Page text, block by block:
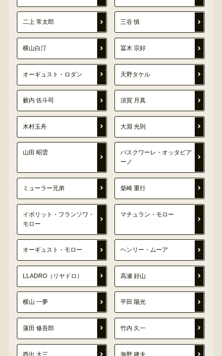
二上 常太郎 三谷 慎
横山白汀 冨木 宗好
オーギュスト・ロダン 天野タケル
籔内 佐斗司 須賀 月真
木村玉舟 大淵 光則
山田 昭雲
パスクワーレ・オッタビア
ーノ
ミューラー兄弟 柴崎 重行
イポリット・フランソワ・
モロー
マチュラン・モロー
オーギュスト・モロー ヘンリー・ムーア
LLADRO（リヤドロ） 高瀬 好山
横山 一夢 平田 陽光
蓮田 修吾郎 竹内 久一
西出 大三 海野 建夫